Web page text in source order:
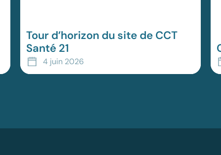
Tour d’horizon du site de CCT
Santé 21
Le site de la CCT Santé 21 a été repensé pour
vous offrir un accès plus simple, plus rapide et
4 juin 2026